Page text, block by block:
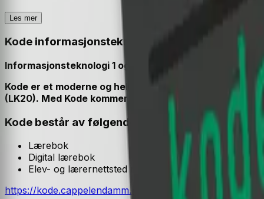
Les mer
Kode informasjonsteknologi 1 og 2
Informasjonsteknologi 1 og informasjonsteknologi 2
Kode er et moderne og heldekkende læreverk til
(LK20). Med Kode kommer elevene raskt i gang med
Kode består av følgende komponenter:
Lærebok
Digital lærebok
Elev- og lærernettsted med digitale ressurser
https://kode.cappelendamm.no